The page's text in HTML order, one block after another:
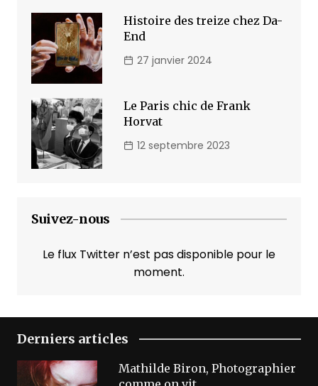
Histoire des treize chez Da-
End
27 janvier 2024
Le Paris chic de Frank
Horvat
12 septembre 2023
Suivez-nous
Le flux Twitter n’est pas disponible pour le
moment.
Derniers articles
Mathilde Biron, Photographier